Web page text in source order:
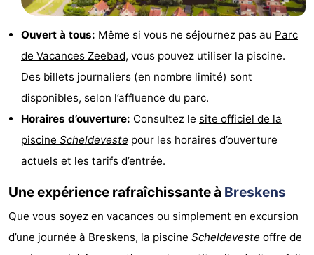
de
Aires
jeux
intérieures
Parcours
golf
Centres
être
Villages
villes
Sports
-
Ouvert à tous: Même si vous ne séjournez pas au Parc
de Vacances Zeebad, vous pouvez utiliser la piscine.
Des billets journaliers (en nombre limité) sont
disponibles, selon l’affluence du parc.
Horaires d’ouverture: Consultez le site officiel de la
piscine Scheldeveste pour les horaires d’ouverture
actuels et les tarifs d’entrée.
Une expérience rafraîchissante à Breskens
Que vous soyez en vacances ou simplement en excursion
d’une journée à Breskens, la piscine Scheldeveste offre de